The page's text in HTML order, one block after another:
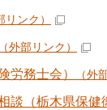
リンク）
（外部リンク）
労務士会） （外
談（栃木県保健